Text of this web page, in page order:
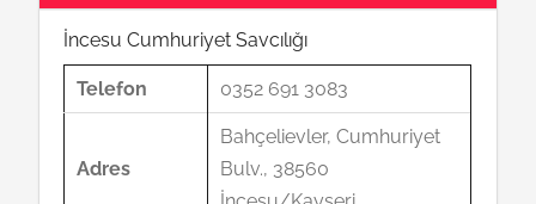
İncesu Cumhuriyet Savcılığı
Telefon 0352 691 3083
Adres
Bahçelievler, Cumhuriyet
Bulv., 38560